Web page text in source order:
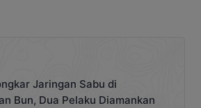
Jaringan Sabu di
Bun, Dua Pelaku Diamankan